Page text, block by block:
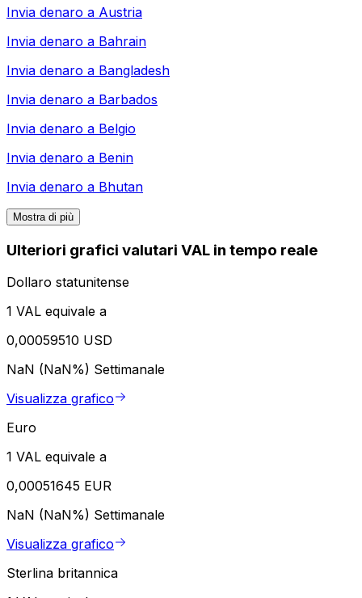
Invia denaro a Austria
Invia denaro a Bahrain
Invia denaro a Bangladesh
Invia denaro a Barbados
Invia denaro a Belgio
Invia denaro a Benin
Invia denaro a Bhutan
Mostra di più
Ulteriori grafici valutari VAL in tempo reale
Dollaro statunitense
1 VAL equivale a
0,00059510 USD
NaN (NaN%) Settimanale
Visualizza grafico
Euro
1 VAL equivale a
0,00051645 EUR
NaN (NaN%) Settimanale
Visualizza grafico
Sterlina britannica